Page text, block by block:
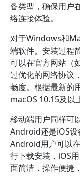
备类型，确保用户
络连接体验。
对于Windows和
端软件。安装过程
可以在官方网站（
过优化的网络协议
畅度。根据最新的
macOS 10.15及以
移动端用户同样可
Android还是iOS设
Android用户可以
行下载安装，iOS
面简洁，操作便捷